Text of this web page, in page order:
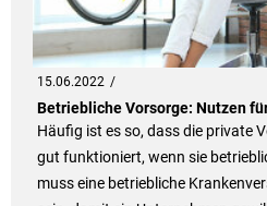
15.06.2022
Betriebliche Vorsorge: Nutzen
Häufig ist es so, dass die private
gut funktioniert, wenn sie
muss eine betriebliche